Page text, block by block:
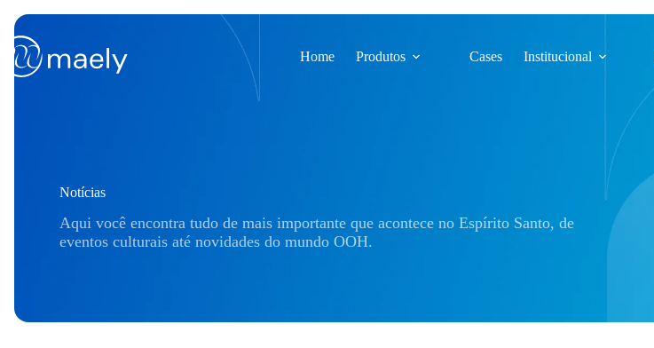
para
conteúdo
Home Produtos Cases Institucional
Notícias
Aqui você encontra tudo de mais importante que acontece no Espírito Santo, de
eventos culturais até novidades do mundo OOH.